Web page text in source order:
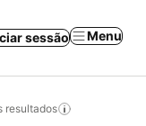
sessão Menu
resultados